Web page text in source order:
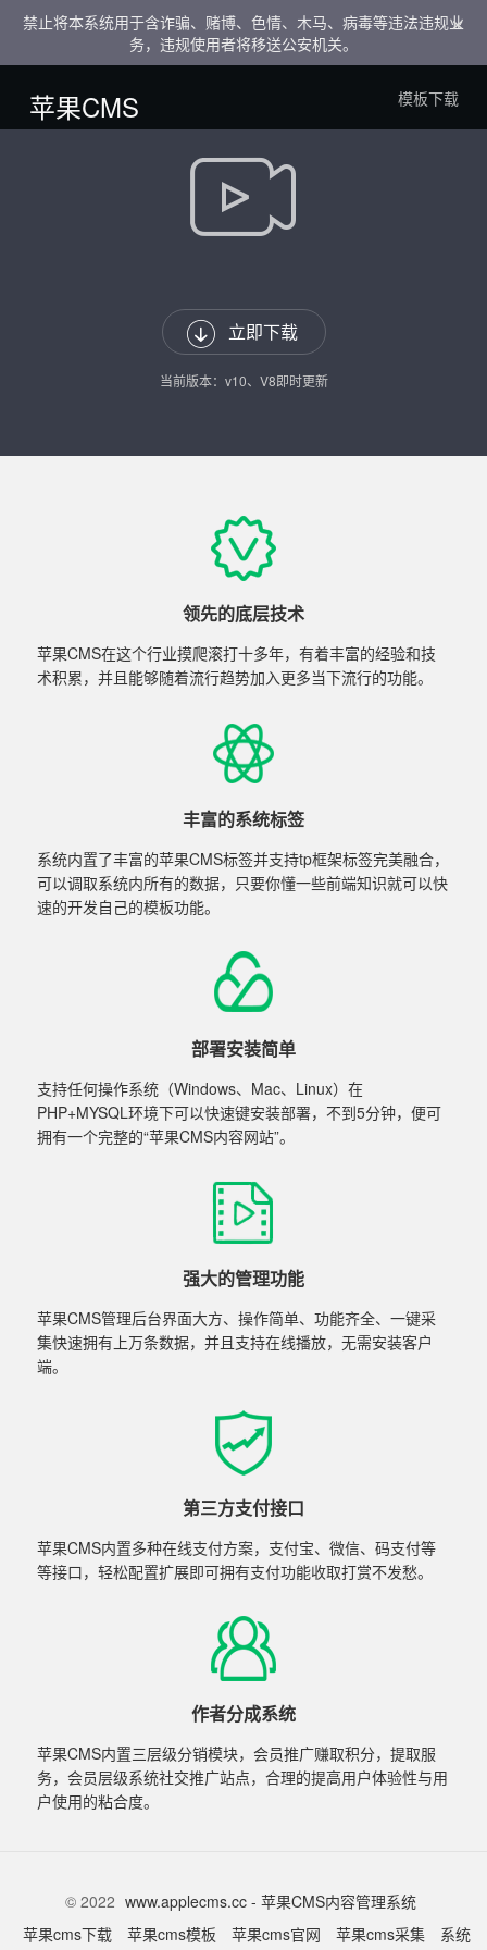
禁止将本系统用于含诈骗、赌博、色情、木马、病毒等违法违规业
务，违规使用者将移送公安机关。
×
苹果CMS 模板下载

 立即下载
当前版本： v10、V8即时更新
领先的底层技术
苹果CMS在这个行业摸爬滚打十多年，有着丰富的经验和技
术积累，并且能够随着流行趋势加入更多当下流行的功能。
丰富的系统标签
系统内置了丰富的苹果CMS标签并支持tp框架标签完美融合，
可以调取系统内所有的数据，只要你懂一些前端知识就可以快
速的开发自己的模板功能。
部署安装简单
支持任何操作系统（Windows、Mac、Linux）在
PHP+MYSQL环境下可以快速键安装部署，不到5分钟，便可
拥有一个完整的“苹果CMS内容网站”。
强大的管理功能
苹果CMS管理后台界面大方、操作简单、功能齐全、一键采
集快速拥有上万条数据，并且支持在线播放，无需安装客户
端。
第三方支付接口
苹果CMS内置多种在线支付方案，支付宝、微信、码支付等
等接口，轻松配置扩展即可拥有支付功能收取打赏不发愁。
作者分成系统
苹果CMS内置三层级分销模块，会员推广赚取积分，提取服
务，会员层级系统社交推广站点，合理的提高用户体验性与用
户使用的粘合度。
© 2022 www.applecms.cc - 苹果CMS内容管理系统
苹果cms下载
苹果cms模板 苹果cms官网 苹果cms采集 系统